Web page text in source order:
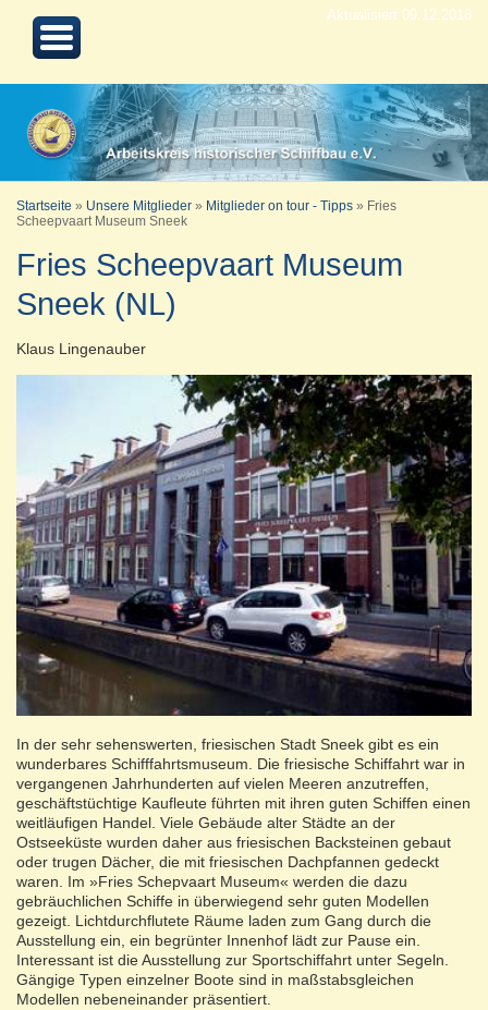
Aktualisiert 09.12.2018
Startseite » Unsere Mitglieder » Mitglieder on tour - Tipps » Fries
Scheepvaart Museum Sneek
Fries Scheepvaart Museum
Sneek (NL)
Klaus Lingenauber
In der sehr sehenswerten, friesischen Stadt Sneek gibt es ein
wunderbares Schifffahrtsmuseum. Die friesische Schiffahrt war in
vergangenen Jahrhunderten auf vielen Meeren anzutreffen,
geschäftstüchtige Kaufleute führten mit ihren guten Schiffen einen
weitläufigen Handel. Viele Gebäude alter Städte an der
Ostseeküste wurden daher aus friesischen Backsteinen gebaut
oder trugen Dächer, die mit friesischen Dachpfannen gedeckt
waren. Im »Fries Schepvaart Museum« werden die dazu
gebräuchlichen Schiffe in überwiegend sehr guten Modellen
gezeigt. Lichtdurchflutete Räume laden zum Gang durch die
Ausstellung ein, ein begrünter Innenhof lädt zur Pause ein.
Interessant ist die Ausstellung zur Sportschiffahrt unter Segeln.
Gängige Typen einzelner Boote sind in maßstabsgleichen
Modellen nebeneinander präsentiert.